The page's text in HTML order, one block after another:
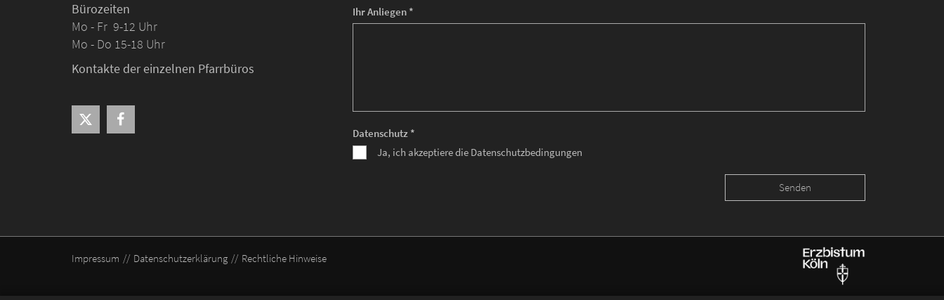
Ihr Anliegen *
Datenschutz *
Ja, ich akzeptiere die Datenschutzbedingungen
Bürozeiten
Mo - Fr 9-12 Uhr
Mo - Do 15-18 Uhr
Kontakte der einzelnen Pfarrbüros
Impressum Datenschutzerklärung Rechtliche Hinweise